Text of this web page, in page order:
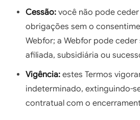
Cessão: você não pode
obrigações sem o
Webfor; a Webfor pode ceder
afiliada, subsidiária ou
Vigência: estes Termos
indeterminado, extinguindo-
contratual com o